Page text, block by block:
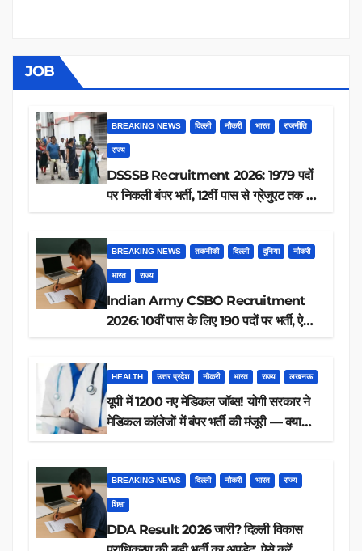
JOB
BREAKING NEWS दिल्ली नौकरी भारत राजनीति
राज्य
DSSSB Recruitment 2026: 1979 पदों
पर निकली बंपर भर्ती, 12वीं पास से ग्रेजुएट तक करें
BREAKING NEWS तकनीकी दिल्ली दुनिया नौकरी
भारत राज्य
Indian Army CSBO Recruitment
2026: 10वीं पास के लिए 190 पदों पर भर्ती, ऐसे
HEALTH उत्तर प्रदेश नौकरी भारत राज्य लखनऊ
यूपी में 1200 नए मेडिकल जॉब्स! योगी सरकार ने
मेडिकल कॉलेजों में बंपर भर्ती की मंजूरी — क्या
BREAKING NEWS दिल्ली नौकरी भारत राज्य
शिक्षा
DDA Result 2026 जारी? दिल्ली विकास